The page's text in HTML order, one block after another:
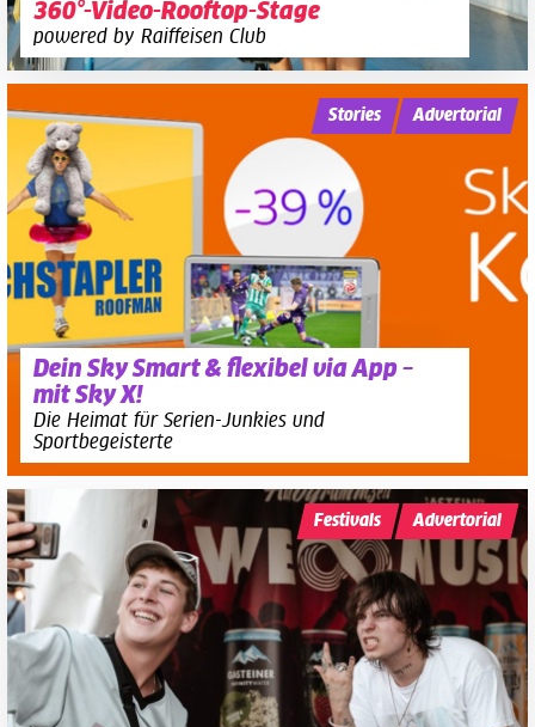
360°-Video-Rooftop-Stage
powered by Raiffeisen Club
Dein Sky Smart & flexibel via App –
mit Sky X!
Die Heimat für Serien-Junkies und
Sportbegeisterte
Stories Advertorial
Festivals Advertorial